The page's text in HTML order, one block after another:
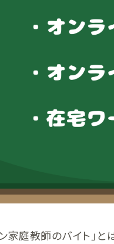
家庭教師のバイト」